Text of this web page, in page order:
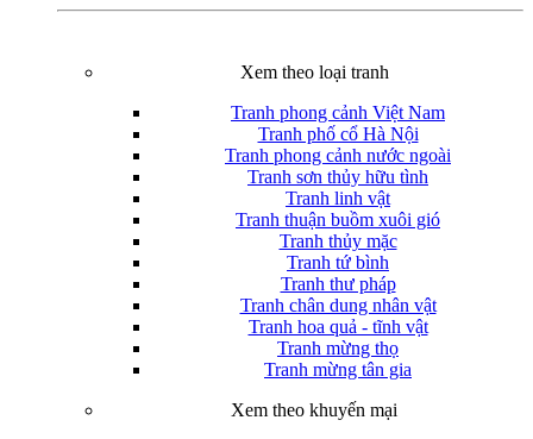
Xem theo loại tranh
Tranh phong cảnh Việt Nam
Tranh phố cổ Hà Nội
Tranh phong cảnh nước ngoài
Tranh sơn thủy hữu tình
Tranh linh vật
Tranh thuận buồm xuôi gió
Tranh thủy mặc
Tranh tứ bình
Tranh thư pháp
Tranh chân dung nhân vật
Tranh hoa quả - tĩnh vật
Tranh mừng thọ
Tranh mừng tân gia
Xem theo khuyến mại